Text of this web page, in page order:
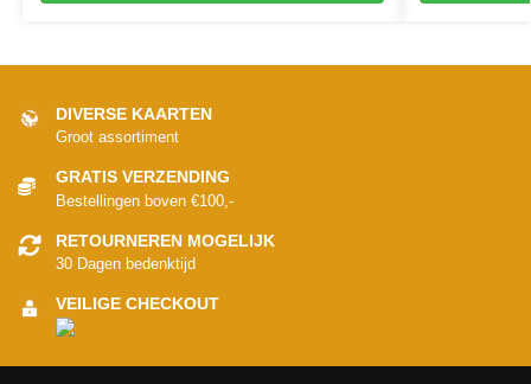
DIVERSE KAARTEN
Groot assortiment
GRATIS VERZENDING
Bestellingen boven €100,-
RETOURNEREN MOGELIJK
30 Dagen bedenktijd
VEILIGE CHECKOUT